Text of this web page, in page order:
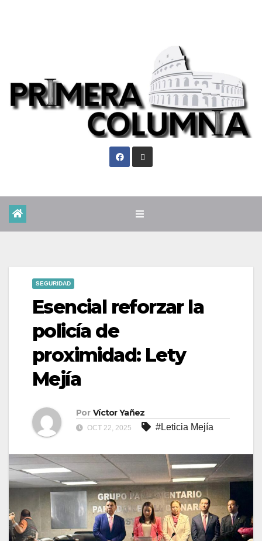
SEGURIDAD
Esencial reforzar la
policía de
proximidad: Lety
Mejía
Por Víctor Yañez
OCT 22, 2025 #Leticia Mejía